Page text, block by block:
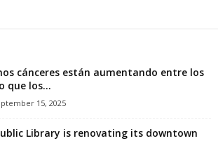
cánceres están aumentando entre los
que los...
15, 2025
Library is renovating its downtown